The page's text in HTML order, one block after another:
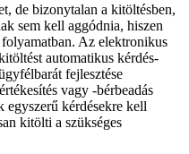
de bizonytalan a kitöltésben,
sem kell aggódnia, hiszen
folyamatban. Az elektronikus
automatikus kérdés-
fejlesztése
vagy -bérbeadás
egyszerű kérdésekre kell
kitölti a szükséges